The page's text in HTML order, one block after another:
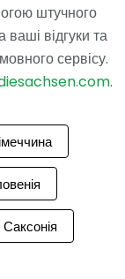
штучного
ваші відгуки та
сервісу.
.
Саксонія